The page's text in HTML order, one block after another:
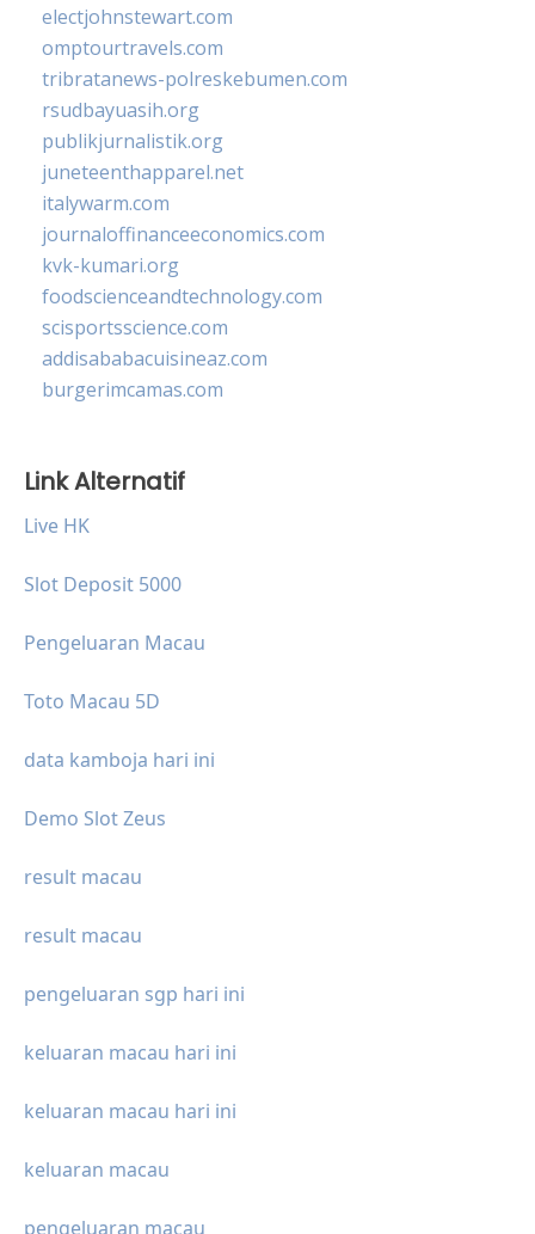
electjohnstewart.com
omptourtravels.com
tribratanews-polreskebumen.com
rsudbayuasih.org
publikjurnalistik.org
juneteenthapparel.net
italywarm.com
journaloffinanceeconomics.com
kvk-kumari.org
foodscienceandtechnology.com
scisportsscience.com
addisababacuisineaz.com
burgerimcamas.com
Link Alternatif
Live HK
Slot Deposit 5000
Pengeluaran Macau
Toto Macau 5D
data kamboja hari ini
Demo Slot Zeus
result macau
result macau
pengeluaran sgp hari ini
keluaran macau hari ini
keluaran macau hari ini
keluaran macau
pengeluaran macau